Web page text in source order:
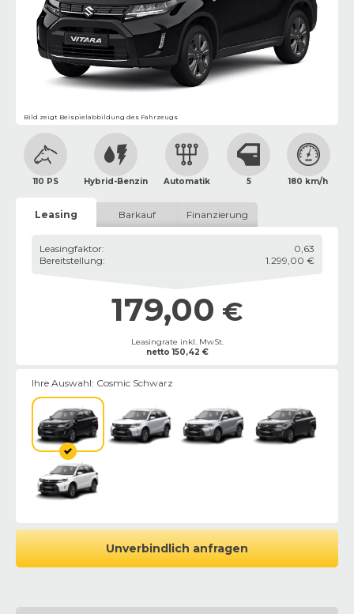
Bild zeigt Beispielabbildung des Fahrzeugs
110 PS Hybrid-Benzin Automatik 5 180 km/h
Leasing Barkauf Finanzierung
Leasingfaktor:
0,63
Bereitstellung: 1.299,00 €
179,00 €
Leasingrate inkl. MwSt.
netto150,42 €
Ihre Auswahl: Cosmic Schwarz
Unverbindlich anfragen